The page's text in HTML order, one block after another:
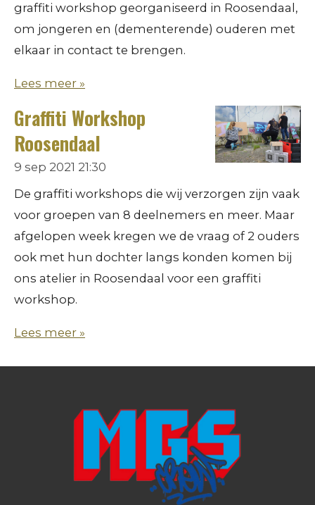
graffiti workshop georganiseerd in Roosendaal,
om jongeren en (dementerende) ouderen met
elkaar in contact te brengen.
Lees meer »
Graffiti Workshop
Roosendaal
9 sep 2021 21:30
De graffiti workshops die wij verzorgen zijn vaak
voor groepen van 8 deelnemers en meer. Maar
afgelopen week kregen we de vraag of 2 ouders
ook met hun dochter langs konden komen bij
ons atelier in Roosendaal voor een graffiti
workshop.
Lees meer »